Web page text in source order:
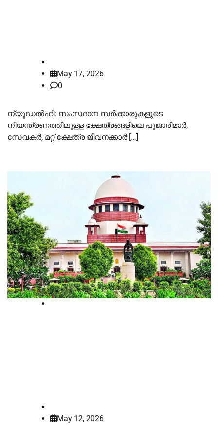
May 17, 2026
0
ന്യൂഡൽഹി: സംസ്ഥാന സർക്കാരുകളുടെ
നിയന്ത്രണത്തിലുള്ള ക്ഷേത്രങ്ങളിലെ പൂജാരിമാർ,
സേവകർ, മറ്റ് ക്ഷേത്ര ജീവനക്കാർ […]
May 12, 2026